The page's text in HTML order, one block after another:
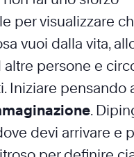
per visualizzare
vuoi dalla vita,
altre persone e
Iniziare pensando
.
devi arrivare e